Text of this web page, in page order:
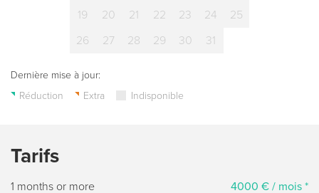
19
20 21 22 23 24
25
26
27 28 29 30 31
Dernière mise à jour:
Réduction
Extra Indisponible
Tarifs
1 months or more 4000 € / mois *